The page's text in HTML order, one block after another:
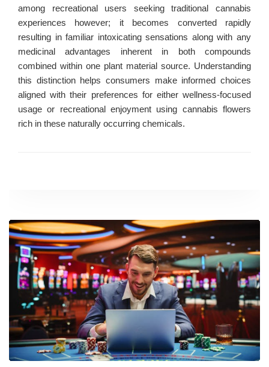
among recreational users seeking traditional cannabis
experiences however; it becomes converted rapidly
resulting in familiar intoxicating sensations along with any
medicinal advantages inherent in both compounds
combined within one plant material source. Understanding
this distinction helps consumers make informed choices
aligned with their preferences for either wellness-focused
usage or recreational enjoyment using cannabis flowers
rich in these naturally occurring chemicals.